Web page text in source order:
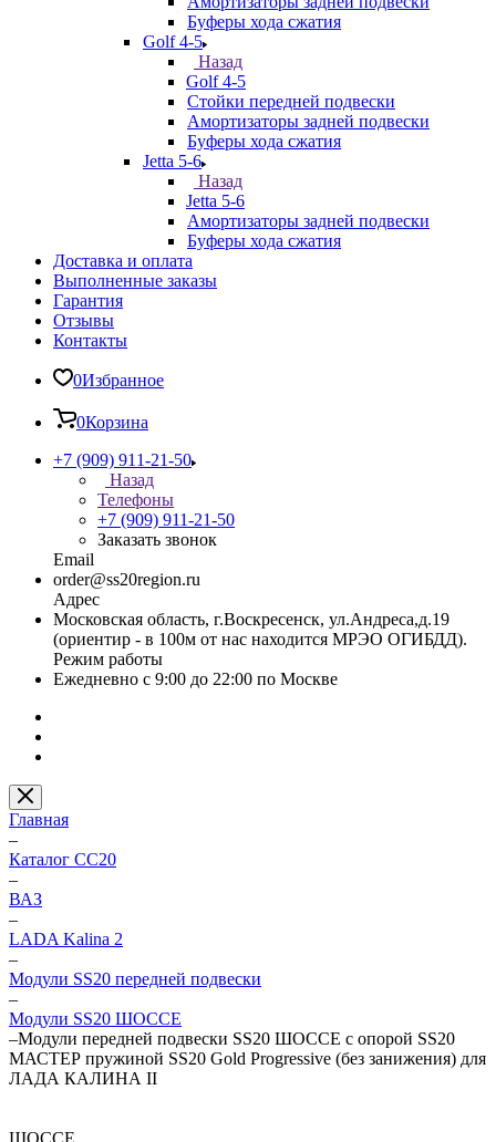
Буферы хода сжатия
Golf 4-5
Назад
Golf 4-5
Стойки передней подвески
Амортизаторы задней подвески
Буферы хода сжатия
Jetta 5-6
Назад
Jetta 5-6
Амортизаторы задней подвески
Буферы хода сжатия
Доставка и оплата
Выполненные заказы
Гарантия
Отзывы
Контакты
0Избранное
0Корзина
+7 (909) 911-21-50
Назад
Телефоны
+7 (909) 911-21-50
Заказать звонок
Email
order@ss20region.ru
Адрес
Московская область, г.Воскресенск, ул.Андреса,д.19
(ориентир - в 100м от нас находится МРЭО ОГИБДД).
Режим работы
Ежедневно с 9:00 до 22:00 по Москве
Главная
–
Каталог CC20
–
ВАЗ
–
LADA Kalina 2
–
Модули SS20 передней подвески
–
Модули SS20 ШОССЕ
–Модули передней подвески SS20 ШОССЕ c опорой SS20
МАСТЕР пружиной SS20 Gold Progressive (без занижения) для
ЛАДА КАЛИНА II
ШОССЕ